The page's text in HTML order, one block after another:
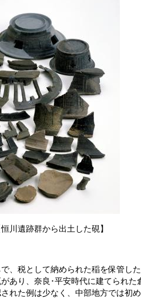
群から出土した硯】
、税として納められた稲を保管し
あり、奈良･平安時代に建てられ
れた例は少なく、中部地方では初め